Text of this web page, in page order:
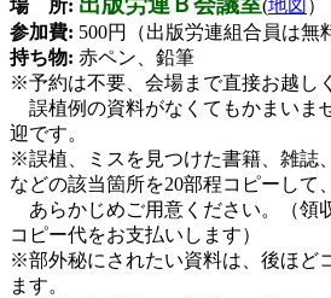
場 所:
(地図 ）
参加費: 500円（出版労連組合員は無
持ち物: 赤ペン、鉛筆
※予約は不要、会場まで直接お越し
誤植例の資料がなくてもかまいま
迎です。
※誤植、ミスを見つけた書籍、雑誌
などの該当箇所を20部程コピーして、
あらかじめご用意ください。（領
コピー代をお支払いします）
※部外秘にされたい資料は、後ほど
ます。